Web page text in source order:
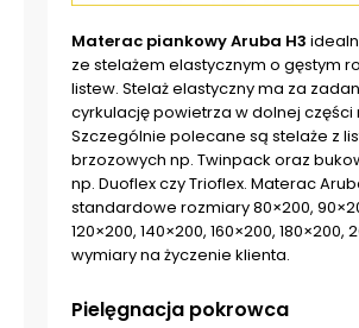
Materac piankowy Aruba H3
ze stelażem elastycznym o gęstym
listew. Stelaż elastyczny ma za
cyrkulację powietrza w dolnej
Szczególnie polecane są stelaże z
brzozowych np. Twinpack oraz
np. Duoflex czy Trioflex. Materac
standardowe rozmiary 80×200,
120×200, 140×200, 160×200, 180×200,
wymiary na życzenie klienta.
Pielęgnacja pokrowca